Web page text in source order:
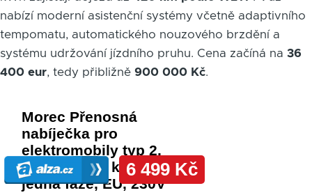
nabízí moderní asistenční systémy včetně adaptivního
tempomatu, automatického nouzového brzdění a
systému udržování jízdního pruhu. Cena začíná na 36
400 eur, tedy přibližně 900 000 Kč.